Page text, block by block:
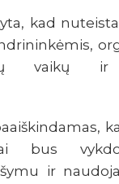
kad
vaikų ir
bus
ir